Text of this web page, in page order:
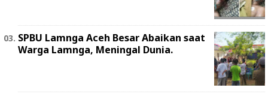
SPBU Lamnga Aceh Besar Abaikan saat
Warga Lamnga, Meningal Dunia.